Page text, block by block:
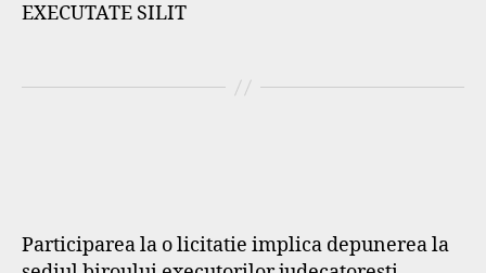
EXECUTATE SILIT
Participarea la o licitatie implica depunerea la